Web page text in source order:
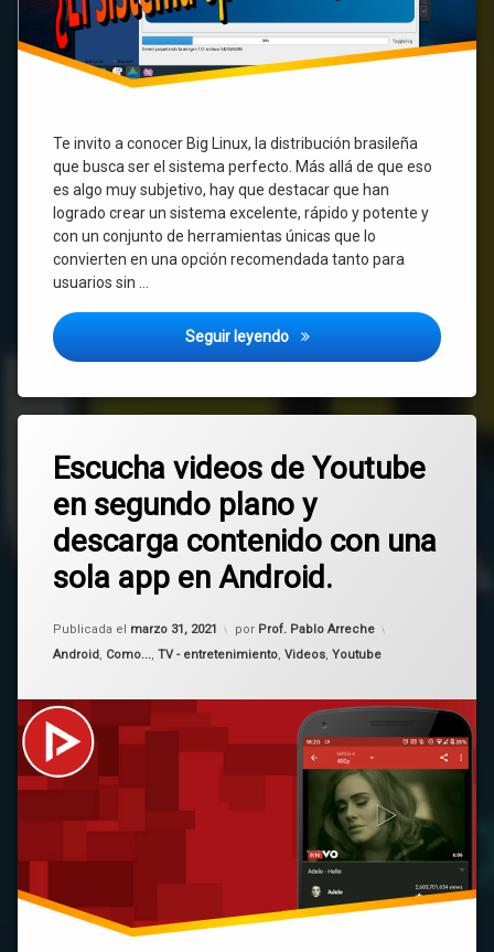
Te invito a conocer Big Linux, la distribución brasileña
que busca ser el sistema perfecto. Más allá de que eso
es algo muy subjetivo, hay que destacar que han
logrado crear un sistema excelente, rápido y potente y
con un conjunto de herramientas únicas que lo
convierten en una opción recomendada tanto para
usuarios sin …
Seguir leyendo Big Linux ¿El sistema
Escucha videos de Youtube
en segundo plano y
descarga contenido con una
sola app en Android.
Publicada el marzo 31, 2021 por Prof. Pablo Arreche
Categorías:
Android, Como..., TV - entretenimiento, Videos, Youtube
Android
audio
NewPipe
software
Video
Youtube
un
comentario
en
Escucha
videos
de
Youtube
plano
y
con
una
sola
app
en